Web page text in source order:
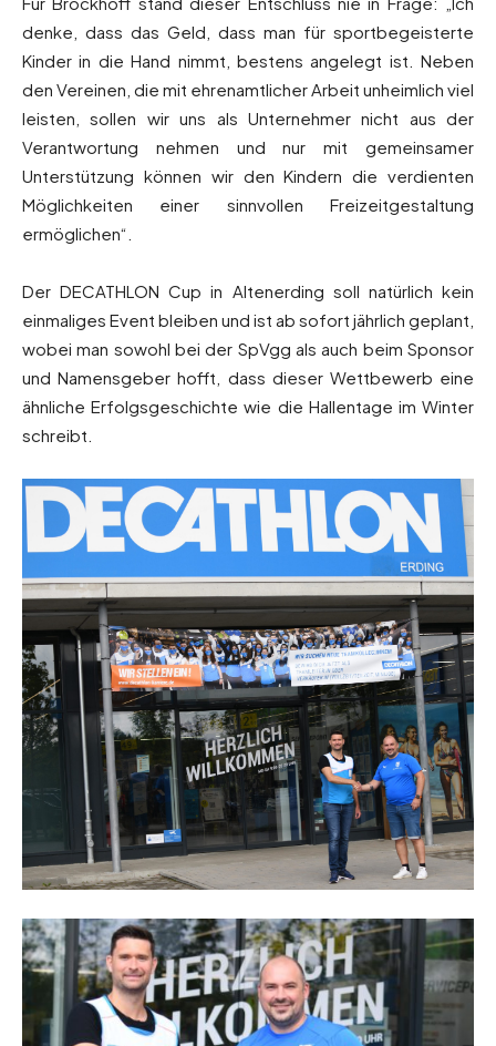
denke, dass das Geld, dass man für sportbegeisterte
Kinder in die Hand nimmt, bestens angelegt ist. Neben
den Vereinen, die mit ehrenamtlicher Arbeit unheimlich viel
leisten, sollen wir uns als Unternehmer nicht aus der
Verantwortung nehmen und nur mit gemeinsamer
Unterstützung können wir den Kindern die verdienten
Möglichkeiten einer sinnvollen Freizeitgestaltung
ermöglichen“.
Der DECATHLON Cup in Altenerding soll natürlich kein
einmaliges Event bleiben und ist ab sofort jährlich geplant,
wobei man sowohl bei der SpVgg als auch beim Sponsor
und Namensgeber hofft, dass dieser Wettbewerb eine
ähnliche Erfolgsgeschichte wie die Hallentage im Winter
schreibt.